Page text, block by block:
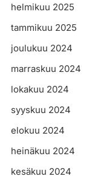
helmikuu 2025
tammikuu 2025
joulukuu 2024
marraskuu 2024
lokakuu 2024
syyskuu 2024
elokuu 2024
heinäkuu 2024
kesäkuu 2024